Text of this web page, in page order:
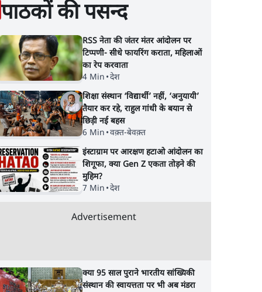
पाठकों की पसन्द
RSS नेता की जंतर मंतर आंदोलन पर
टिप्पणी- सीधे फायरिंग कराता, महिलाओं
का रेप करवाता
4 Min •देश
शिक्षा संस्थान ‘विद्यार्थी’ नहीं, ‘अनुयायी’
तैयार कर रहे, राहुल गांधी के बयान से
छिड़ी नई बहस
6 Min •वक़्त-बेवक़्त
इंस्टाग्राम पर आरक्षण हटाओ आंदोलन का
शिगूफा, क्या Gen Z एकता तोड़ने की
मुहिम?
7 Min •देश
Advertisement
क्या 95 साल पुराने भारतीय सांख्यिकी
संस्थान की स्वायत्तता पर भी अब मंडरा